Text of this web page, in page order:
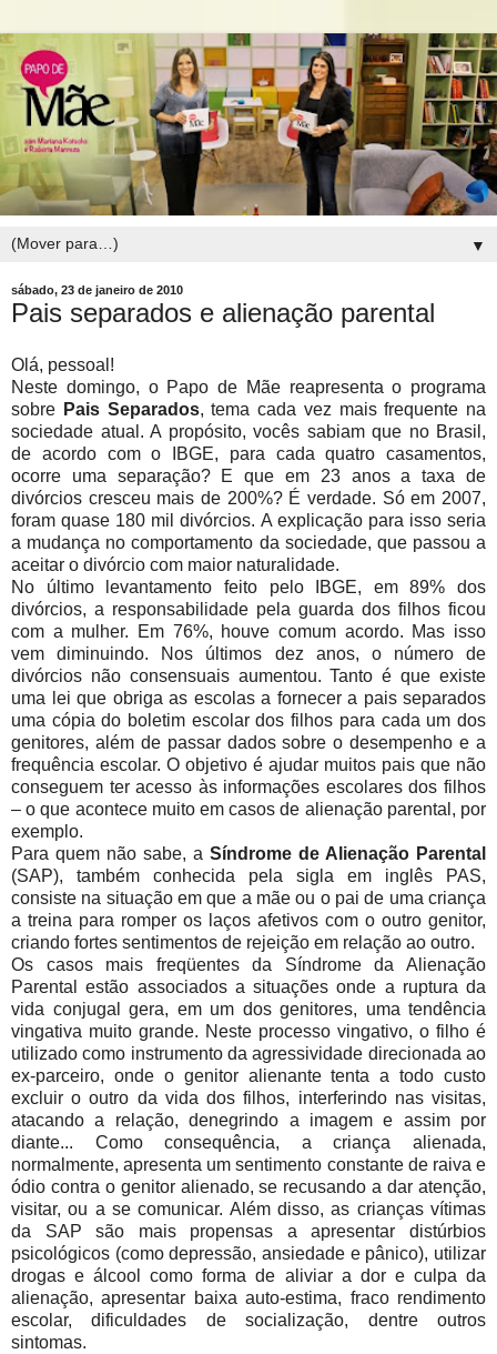
▼
sábado, 23 de janeiro de 2010
Pais separados e alienação parental
Olá, pessoal!
Neste domingo, o Papo de Mãe reapresenta o programa
sobre Pais Separados, tema cada vez mais frequente na
sociedade atual. A propósito, vocês sabiam que no Brasil,
de acordo com o IBGE, para cada quatro casamentos,
ocorre uma separação? E que em 23 anos a taxa de
divórcios cresceu mais de 200%? É verdade. Só em 2007,
foram quase 180 mil divórcios. A explicação para isso seria
a mudança no comportamento da sociedade, que passou a
aceitar o divórcio com maior naturalidade.
No último levantamento feito pelo IBGE, em 89% dos
divórcios, a responsabilidade pela guarda dos filhos ficou
com a mulher. Em 76%, houve comum acordo. Mas isso
vem diminuindo. Nos últimos dez anos, o número de
divórcios não consensuais aumentou. Tanto é que existe
uma lei que obriga as escolas a fornecer a pais separados
uma cópia do boletim escolar dos filhos para cada um dos
genitores, além de passar dados sobre o desempenho e a
frequência escolar. O objetivo é ajudar muitos pais que não
conseguem ter acesso às informações escolares dos filhos
– o que acontece muito em casos de alienação parental, por
exemplo.
Para quem não sabe, a Síndrome de Alienação Parental
(SAP), também conhecida pela sigla em inglês PAS,
consiste na situação em que a mãe ou o pai de uma criança
a treina para romper os laços afetivos com o outro genitor,
criando fortes sentimentos de rejeição em relação ao outro.
Os casos mais freqüentes da Síndrome da Alienação
Parental estão associados a situações onde a ruptura da
vida conjugal gera, em um dos genitores, uma tendência
vingativa muito grande. Neste processo vingativo, o filho é
utilizado como instrumento da agressividade direcionada ao
ex-parceiro, onde o genitor alienante tenta a todo custo
excluir o outro da vida dos filhos, interferindo nas visitas,
atacando a relação, denegrindo a imagem e assim por
diante... Como consequência, a criança alienada,
normalmente, apresenta um sentimento constante de raiva e
ódio contra o genitor alienado, se recusando a dar atenção,
visitar, ou a se comunicar. Além disso, as crianças vítimas
da SAP são mais propensas a apresentar distúrbios
psicológicos (como depressão, ansiedade e pânico), utilizar
drogas e álcool como forma de aliviar a dor e culpa da
alienação, apresentar baixa auto-estima, fraco rendimento
escolar, dificuldades de socialização, dentre outros
sintomas.